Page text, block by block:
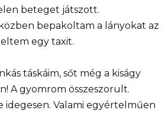
beteget játszott.
bepakoltam a lányokat az
egy taxit.
táskáim, sőt még a kiságy
A gyomrom összeszorult.
idegesen. Valami egyértelműen